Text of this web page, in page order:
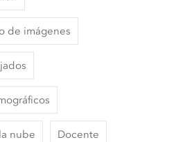
de imágenes
nube Docente